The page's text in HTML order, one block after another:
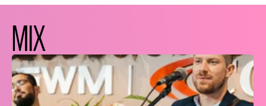
MIX